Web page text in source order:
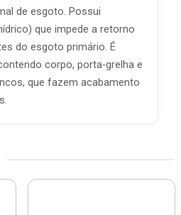
de esgoto. Possui
que impede a retorno
do esgoto primário. É
corpo, porta-grelha e
que fazem acabamento